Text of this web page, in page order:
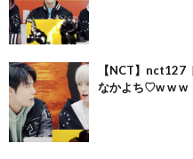
【NCT】nct127
なかよち♡w w w